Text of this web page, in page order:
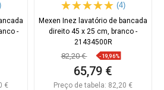
-
€
(4)
Mexen Inez lavatório de bancada
direito 45 x 25 cm, branco -
21434500R
82,20 € -19,96%
65,79 €
Preço de tabela: 82,20 €